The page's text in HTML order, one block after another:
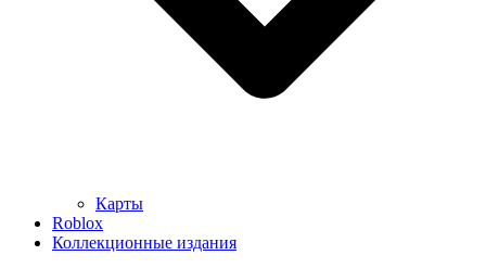
Карты
Roblox
Коллекционные издания